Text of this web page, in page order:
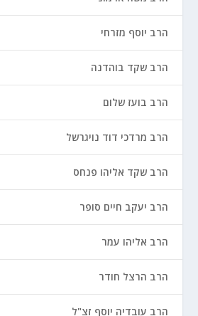
הרב יוסף מזרחי
הרב שקד בוהדנה
הרב בועז שלום
הרב מרדכי דוד נויגרשל
הרב שקד אליהו פנחס
הרב יעקב חיים סופר
הרב אליהו עמר
הרב הרצל חודר
הרב עובדיה יוסף זצ"ל